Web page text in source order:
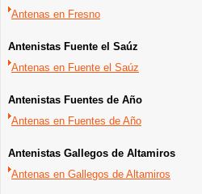
Antenas en Fresno
Antenistas Fuente el Saúz
Antenas en Fuente el Saúz
Antenistas Fuentes de Año
Antenas en Fuentes de Año
Antenistas Gallegos de Altamiros
Antenas en Gallegos de Altamiros